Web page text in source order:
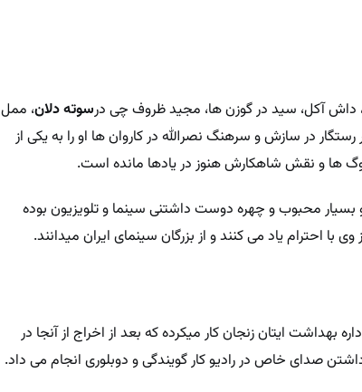
داش آکل، سید در گوزن ها، مجید ظروف چی درسوته دلان، ممل
در سازش و سرهنگ نصرالله در کاروان ها او را به یکی از
ها و نقش شاهکارش هنوز در یادها مانده است.
و بسیار محبوب و چهره دوست داشتنی سینما و تلویزیون بوده
یاد می کنند و از بزرگان سینمای ایران میدانند.
بهداشت ایتان زنجان کار میکرده که بعد از اخراج از آنجا در
صدای خاص در رادیو کار گویندگی و دوبلوری انجام می داد.